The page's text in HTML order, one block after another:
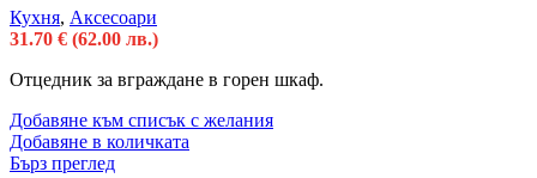
Кухня, Аксесоари
31.70 € (62.00 лв.)
Отцедник за вграждане в горен шкаф.
Добавяне към списък с желания
Добавяне в количката
Бърз преглед